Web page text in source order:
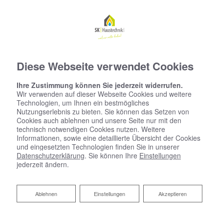
Startseite»Bad»Badinspiration & Musterbäder»Komfort-Bad 8,2 ㎡
Diese Webseite verwendet Cookies
Ihre Zustimmung können Sie jederzeit widerrufen.
Wir verwenden auf dieser Webseite Cookies und weitere
Technologien, um Ihnen ein bestmögliches
Nutzungserlebnis zu bieten. Sie können das Setzen von
Cookies auch ablehnen und unsere Seite nur mit den
technisch notwendigen Cookies nutzen. Weitere
Informationen, sowie eine detaillierte Übersicht der Cookies
und eingesetzten Technologien finden Sie in unserer
Datenschutzerklärung. Sie können Ihre Einstellungen
jederzeit ändern.
Akzeptieren
Einstellungen
Ablehnen
Ablehnen